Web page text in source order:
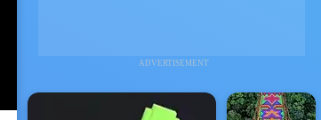
ADVERTISEMENT